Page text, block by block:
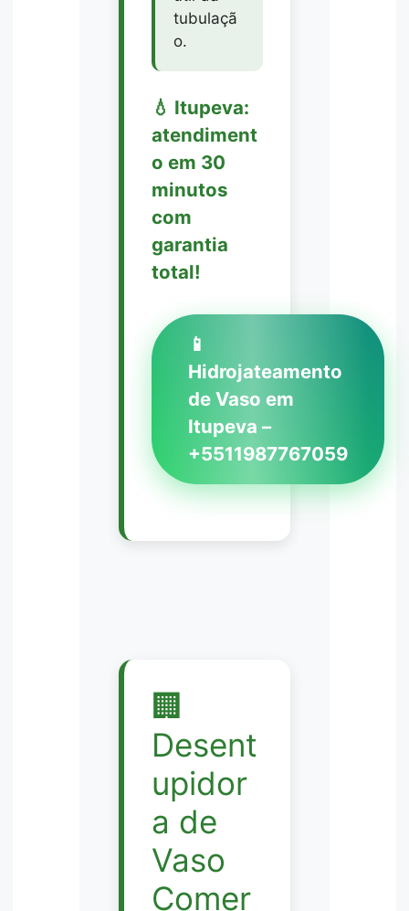
tubulaçã
o.
💧 Itupeva:
atendiment
o em 30
minutos
com
garantia
total!
📱
Hidrojateamento
de Vaso em
Itupeva –
+5511987767059
🏢
Desent
upidor
a de
Vaso
Comer